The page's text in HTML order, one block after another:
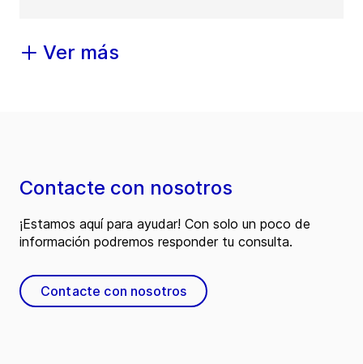
Ver más
Contacte con nosotros
¡Estamos aquí para ayudar! Con solo un poco de
información podremos responder tu consulta.
Contacte con nosotros